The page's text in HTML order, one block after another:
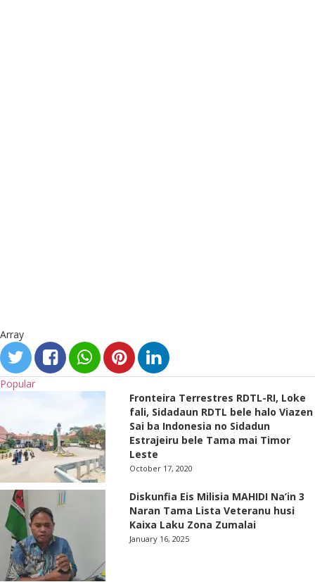
Array
Popular
Fronteira Terrestres RDTL-RI, Loke
fali, Sidadaun RDTL bele halo Viazen
Sai ba Indonesia no Sidadun
Estrajeiru bele Tama mai Timor
Leste
October 17, 2020
Diskunfia Eis Milisia MAHIDI Na’in 3
Naran Tama Lista Veteranu husi
Kaixa Laku Zona Zumalai
January 16, 2025